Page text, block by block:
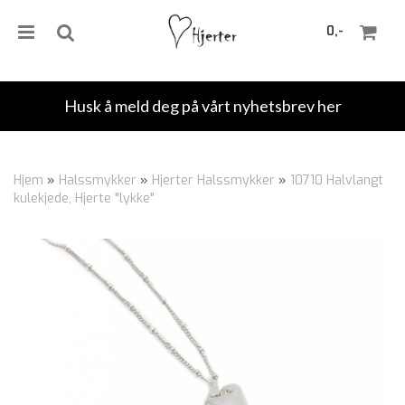
0,-
Husk å meld deg på vårt nyhetsbrev her
Hjem » Halssmykker » Hjerter Halssmykker » 10710 Halvlangt
kulekjede, Hjerte "lykke"